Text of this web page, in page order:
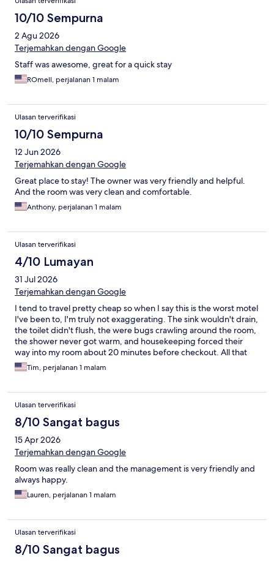
10/10 Sempurna
2 Agu 2026
Terjemahkan dengan Google
Staff was awesome, great for a quick stay
ROmell, perjalanan 1 malam
Ulasan terverifikasi
10/10 Sempurna
12 Jun 2026
Terjemahkan dengan Google
Great place to stay! The owner was very friendly and helpful.
And the room was very clean and comfortable.
Anthony, perjalanan 1 malam
Ulasan terverifikasi
4/10 Lumayan
31 Jul 2026
Terjemahkan dengan Google
I tend to travel pretty cheap so when I say this is the worst motel
I've been to, I'm truly not exaggerating. The sink wouldn't drain,
the toilet didn't flush, the were bugs crawling around the room,
the shower never got warm, and housekeeping forced their
way into my room about 20 minutes before checkout. All that
being said, the guy at the front desk was great. Super friendly.
Tim, perjalanan 1 malam
Ulasan terverifikasi
8/10 Sangat bagus
15 Apr 2026
Terjemahkan dengan Google
Room was really clean and the management is very friendly and
always happy.
Lauren, perjalanan 1 malam
Ulasan terverifikasi
8/10 Sangat bagus